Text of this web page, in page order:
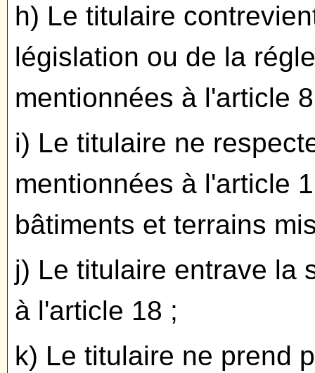
h) Le titulaire
législation ou de la
mentionnées à l'article
i) Le titulaire ne
mentionnées à l'article
bâtiments et terrains
j) Le titulaire entrave la
à l'article 18 ;
k) Le titulaire ne prend